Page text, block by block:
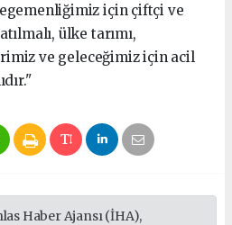
için çiftçi ve
ülke tarımı,
ve geleceğimiz için acil
Haber Ajansı (İHA),